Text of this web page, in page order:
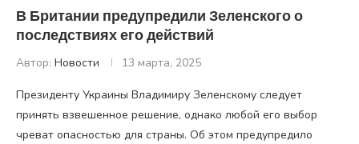
В Британии предупредили Зеленского о
последствиях его действий
Автор: Новости 13 марта, 2025
Президенту Украины Владимиру Зеленскому следует
принять взвешенное решение, однако любой его выбор
чреват опасностью для страны. Об этом предупредило